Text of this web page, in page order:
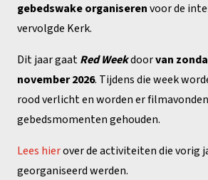
gebedswake organiserenvoor de
vervolgde Kerk.
Dit jaar gaatRed Weekdoorvan
november 2026. Tijdens die week
rood verlicht en worden er
gebedsmomenten gehouden.
Lees hierover de activiteiten die vorig
georganiseerd werden.